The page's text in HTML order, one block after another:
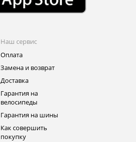
Наш сервис
Оплата
Замена и возврат
Доставка
Гарантия на
велосипеды
Гарантия на шины
Как совершить
покупку